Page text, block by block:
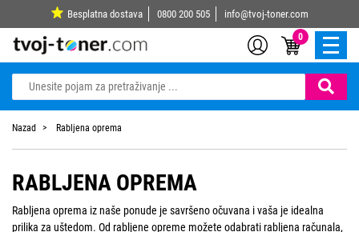
Besplatna dostava 0800 200 505 info@tvoj-toner.com
0
Nazad Rabljena oprema
RABLJENA OPREMA
Rabljena oprema iz naše ponude je savršeno očuvana i vaša je idealna
prilika za uštedom. Od rabljene opreme možete odabrati rabljena računala,